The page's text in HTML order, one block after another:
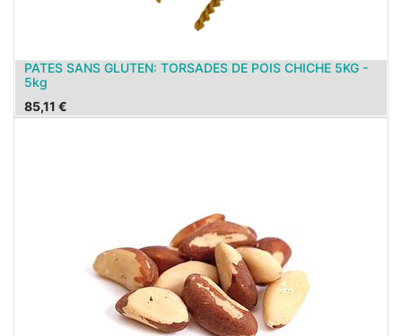
PATES SANS GLUTEN: TORSADES DE POIS CHICHE 5KG -
5kg
85,11 €